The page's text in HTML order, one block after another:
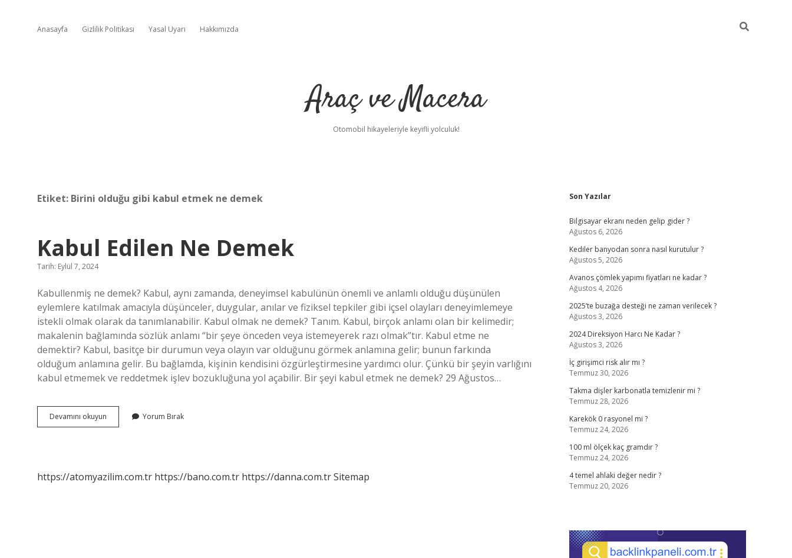
Anasayfa Gizlilik Politikası Yasal Uyarı Hakkımızda
Araç ve Macera
Otomobil hikayeleriyle keyifli yolculuk!
Etiket: Birini olduğu gibi kabul etmek ne demek
Kabul Edilen Ne Demek
Tarih: Eylül 7, 2024
Kabullenmiş ne demek? Kabul, aynı zamanda, deneyimsel kabulünün önemli ve anlamlı olduğu düşünülen
eylemlere katılmak amacıyla düşünceler, duygular, anılar ve fiziksel tepkiler gibi içsel olayları deneyimlemeye
istekli olmak olarak da tanımlanabilir. Kabul olmak ne demek? Tanım. Kabul, birçok anlamı olan bir kelimedir;
makalenin bağlamında sözlük anlamı “bir şeye önceden veya istemeyerek razı olmak”tır. Kabul etme ne
demektir? Kabul, basitçe bir durumun veya olayın var olduğunu görmek anlamına gelir; bunun farkında
olduğum anlamına gelir. Bu bağlamda, kişinin kendisini özgürleştirmesine yardımcı olur. Çünkü bir şeyin varlığını
kabul etmemek ve reddetmek işlev bozukluğuna yol açabilir. Bir şeyi kabul etmek ne demek? 29 Ağustos…
Devamını okuyun
Edilen
Yorum Bırak
https://atomyazilim.com.tr https://bano.com.tr https://danna.com.trSitemap
Sidebar
Son Yazılar
Bilgisayar ekranı neden gelip gider ?
Ağustos 6, 2026
Kediler banyodan sonra nasıl kurutulur ?
Ağustos 5, 2026
Avanos çömlek yapımı fiyatları ne kadar ?
Ağustos 4, 2026
2025’te buzağa desteği ne zaman verilecek ?
Ağustos 3, 2026
2024 Direksiyon Harcı Ne Kadar ?
Ağustos 3, 2026
İç girişimci risk alır mı ?
Temmuz 30, 2026
Takma dişler karbonatla temizlenir mi ?
Temmuz 28, 2026
Karekök 0 rasyonel mi ?
Temmuz 24, 2026
100 ml ölçek kaç gramdır ?
Temmuz 24, 2026
4 temel ahlaki değer nedir ?
Temmuz 20, 2026